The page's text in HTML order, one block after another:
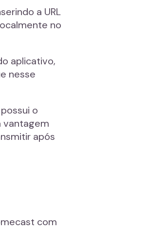
a URL
no
aplicativo,
nesse
o
vantagem
após
com